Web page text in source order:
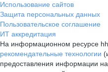
Использование сайтов
Защита персональных данных
Пользовательское соглашение
ИТ аккредитация
На информационном ресурсе
рекомендательные технологии
предоставления информации